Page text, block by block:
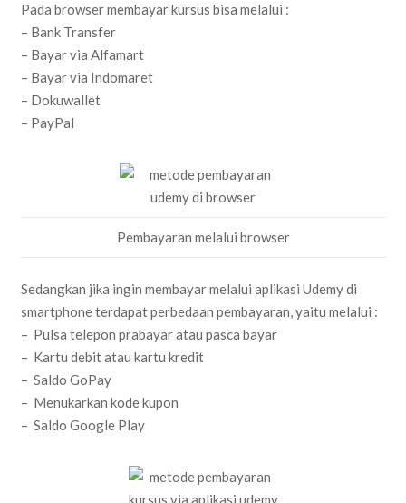
Pada browser membayar kursus bisa melalui :
– Bank Transfer
– Bayar via Alfamart
– Bayar via Indomaret
– Dokuwallet
– PayPal
Pembayaran melalui browser
Sedangkan jika ingin membayar melalui aplikasi Udemy di
smartphone terdapat perbedaan pembayaran, yaitu melalui :
– Pulsa telepon prabayar atau pasca bayar
– Kartu debit atau kartu kredit
– Saldo GoPay
– Menukarkan kode kupon
– Saldo Google Play